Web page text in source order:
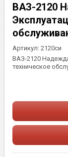
ВАЗ-2120
Артикул:2120си
ВАЗ-2120
техническое